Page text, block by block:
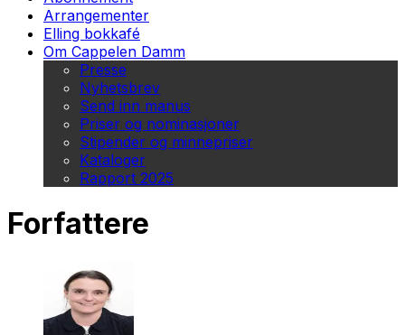
Arrangementer
Elling bokkafé
Om Cappelen Damm
Presse
Nyhetsbrev
Send inn manus
Priser og nominasjoner
Stipender og minnepriser
Kataloger
Rapport 2025
Forfattere